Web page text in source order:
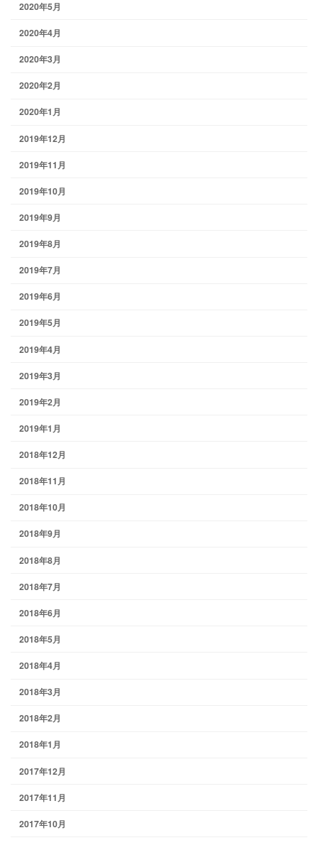
2020年5月
2020年4月
2020年3月
2020年2月
2020年1月
2019年12月
2019年11月
2019年10月
2019年9月
2019年8月
2019年7月
2019年6月
2019年5月
2019年4月
2019年3月
2019年2月
2019年1月
2018年12月
2018年11月
2018年10月
2018年9月
2018年8月
2018年7月
2018年6月
2018年5月
2018年4月
2018年3月
2018年2月
2018年1月
2017年12月
2017年11月
2017年10月